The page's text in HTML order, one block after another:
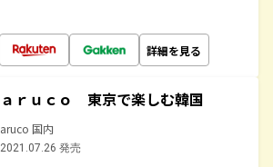
詳細を見る
ａｒｕｃｏ 東京で楽しむ韓国
aruco 国内
2021.07.26 発売